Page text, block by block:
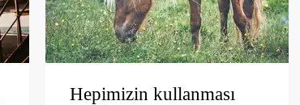
Hepimizin kullanması